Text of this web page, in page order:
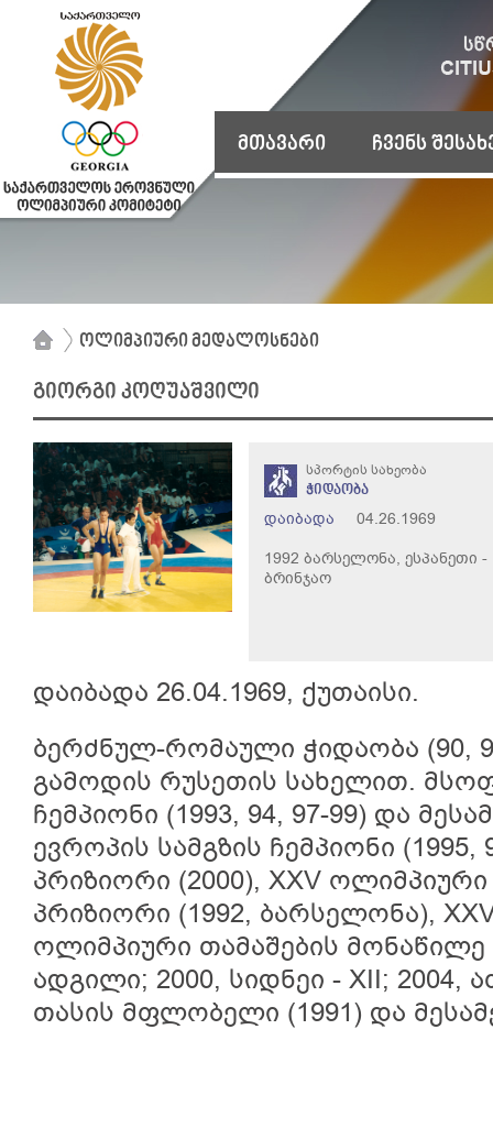
მთავარი ჩვენს
ოლიმპიური მედალოსნები
გიორგი კოღუაშვილი
სპორტის სახეობა
ჭიდაობა
დაიბადა 04.26.1969
1992 ბარსელონა, ესპანეთი -
ბრინჯაო
დაიბადა 26.04.1969, ქუთაისი.
ბერძნულ-რომაული ჭიდაობა (90,
გამოდის რუსეთის სახელით.
ჩემპიონი (1993, 94, 97-99) და
ევროპის სამგზის ჩემპიონი
პრიზიორი (2000), XXV ოლიმპიური
პრიზიორი (1992, ბარსელონა),
ოლიმპიური თამაშების მონაწილე
ადგილი; 2000, სიდნეი - XII; 2004,
თასის მფლობელი (1991) და